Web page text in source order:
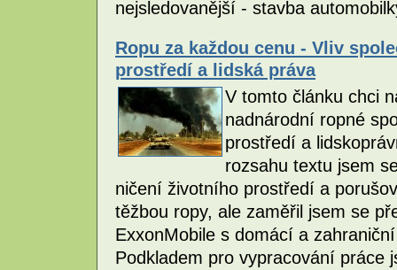
nejsledovanější - stavba
Ropu za každou cenu - Vliv
prostředí a lidská práva
V tomto článku chci
nadnárodní ropné
prostředí a
rozsahu textu jsem
ničení životního prostředí a
těžbou ropy, ale zaměřil jsem se
ExxonMobile s domácí a
Podkladem pro vypracování práce